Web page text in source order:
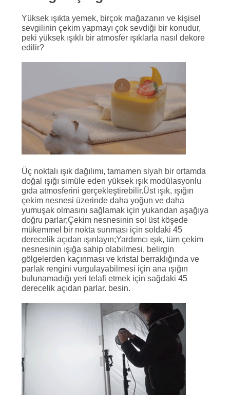
Yüksek ışıkta yemek, birçok mağazanın ve kişisel
sevgilinin çekim yapmayı çok sevdiği bir konudur,
peki yüksek ışıklı bir atmosfer ışıklarla nasıl dekore
edilir?
Üç noktalı ışık dağılımı, tamamen siyah bir ortamda
doğal ışığı simüle eden yüksek ışık modülasyonlu
gıda atmosferini gerçekleştirebilir.Üst ışık, ışığın
çekim nesnesi üzerinde daha yoğun ve daha
yumuşak olmasını sağlamak için yukarıdan aşağıya
doğru parlar;Çekim nesnesinin sol üst köşede
mükemmel bir nokta sunması için soldaki 45
derecelik açıdan ışınlayın;Yardımcı ışık, tüm çekim
nesnesinin ışığa sahip olabilmesi, belirgin
gölgelerden kaçınması ve kristal berraklığında ve
parlak rengini vurgulayabilmesi için ana ışığın
bulunamadığı yeri telafi etmek için sağdaki 45
derecelik açıdan parlar. besin.